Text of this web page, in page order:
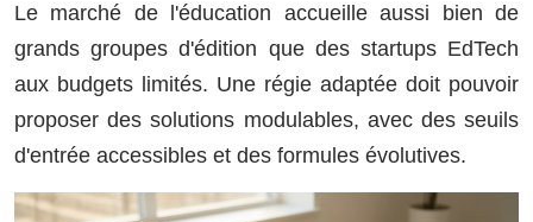
Le marché de l'éducation accueille aussi bien de
grands groupes d'édition que des startups EdTech
aux budgets limités. Une régie adaptée doit pouvoir
proposer des solutions modulables, avec des seuils
d'entrée accessibles et des formules évolutives.